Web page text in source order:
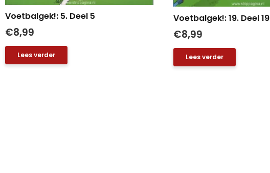
Voetbalgek!: 5. Deel 5
€8,99
Lees verder
Voetbalgek!: 19. Deel 19
€8,99
Lees verder